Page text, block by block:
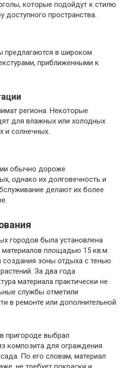
которые подойдут к стилю
доступного пространства.
в широком
приближенными к
региона. Некоторые
для влажных или холодных
и солнечных.
обычно дороже
однако их долговечность и
делают их более
городов была установлена
материалов площадью 15 кв.м.
создания зоны отдыха с тенью
За два года
материала практически не
службы отметили
в ремонте или дополнительной
пригороде выбрал
композита для ограждения
По его словам, материал